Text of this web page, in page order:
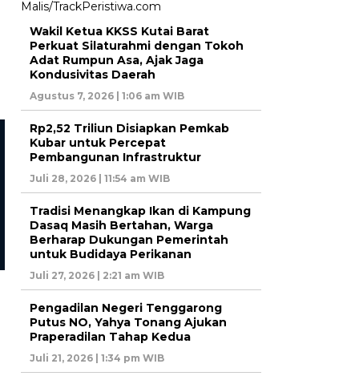
Pengadilan Negeri Tenggarong
Putus NO, Yahya Tonang
Ajukan Praperadilan Tahap
Kedua
secara lisan Yahya
tawarkan Perdamaian
Wakil Ketua KKSS Kutai Barat
Perkuat Silaturahmi dengan Tokoh
Adat Rumpun Asa, Ajak Jaga
Kondusivitas Daerah
Agustus 7, 2026 | 1:06 am WIB
Rp2,52 Triliun Disiapkan Pemkab
Kubar untuk Percepat
Pembangunan Infrastruktur
Juli 28, 2026 | 11:54 am WIB
Tradisi Menangkap Ikan di Kampung
Dasaq Masih Bertahan, Warga
Berharap Dukungan Pemerintah
untuk Budidaya Perikanan
Juli 27, 2026 | 2:21 am WIB
Pengadilan Negeri Tenggarong
Putus NO, Yahya Tonang Ajukan
Praperadilan Tahap Kedua
Juli 21, 2026 | 1:34 pm WIB